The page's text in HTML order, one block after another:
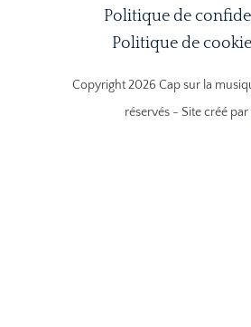
Politique de
Politique de
Copyright 2026 Cap sur la
réservés - Site créé par